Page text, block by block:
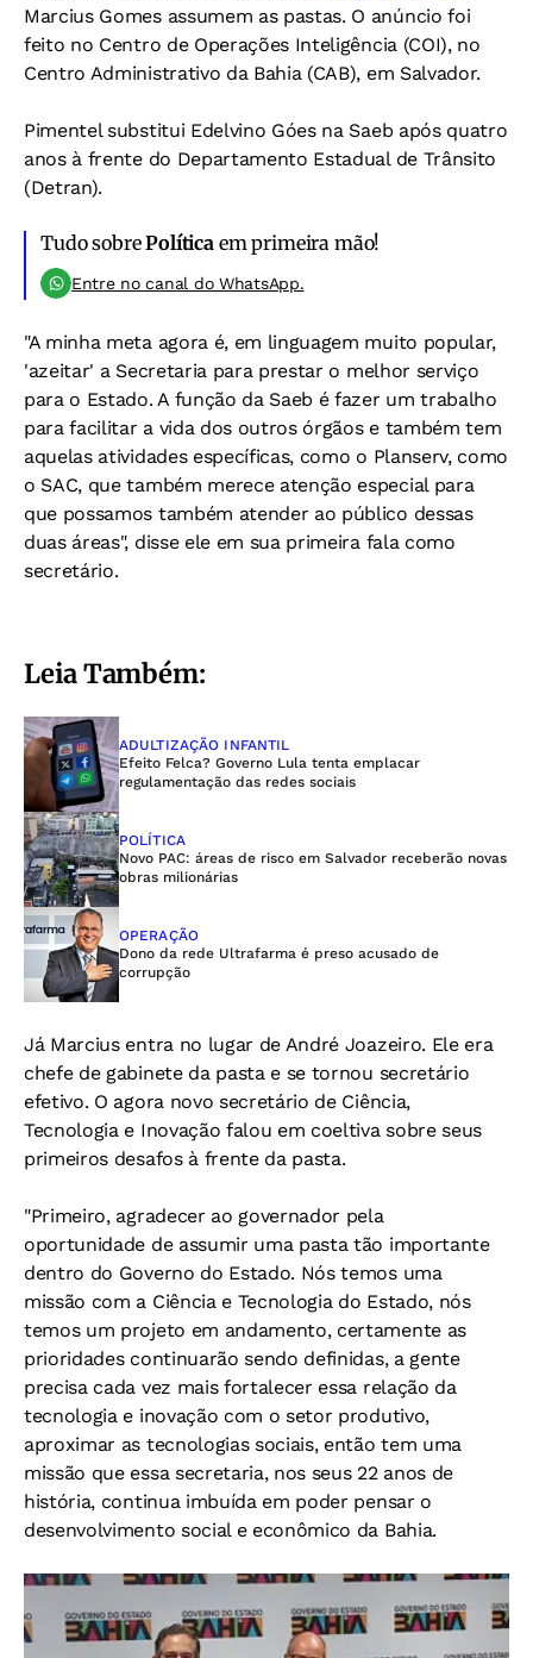
Marcius Gomes assumem as pastas. O anúncio foi
feito no Centro de Operações Inteligência (COI), no
Centro Administrativo da Bahia (CAB), em Salvador.
Pimentel substitui Edelvino Góes na Saeb após quatro
anos à frente do Departamento Estadual de Trânsito
(Detran).
Tudo sobrePolítica em primeira mão!
Entre no canal do WhatsApp.
"A minha meta agora é, em linguagem muito popular,
'azeitar' a Secretaria para prestar o melhor serviço
para o Estado. A função da Saeb é fazer um trabalho
para facilitar a vida dos outros órgãos e também tem
aquelas atividades específicas, como o Planserv, como
o SAC, que também merece atenção especial para
que possamos também atender ao público dessas
duas áreas", disse ele em sua primeira fala como
secretário.
Leia Também:
ADULTIZAÇÃO INFANTIL
Efeito Felca? Governo Lula tenta emplacar
regulamentação das redes sociais
POLÍTICA
Novo PAC: áreas de risco em Salvador receberão novas
obras milionárias
OPERAÇÃO
Dono da rede Ultrafarma é preso acusado de
corrupção
Já Marcius entra no lugar de André Joazeiro. Ele era
chefe de gabinete da pasta e se tornou secretário
efetivo. O agora novo secretário de Ciência,
Tecnologia e Inovação falou em coeltiva sobre seus
primeiros desafos à frente da pasta.
"Primeiro, agradecer ao governador pela
oportunidade de assumir uma pasta tão importante
dentro do Governo do Estado. Nós temos uma
missão com a Ciência e Tecnologia do Estado, nós
temos um projeto em andamento, certamente as
prioridades continuarão sendo definidas, a gente
precisa cada vez mais fortalecer essa relação da
tecnologia e inovação com o setor produtivo,
aproximar as tecnologias sociais, então tem uma
missão que essa secretaria, nos seus 22 anos de
história, continua imbuída em poder pensar o
desenvolvimento social e econômico da Bahia.